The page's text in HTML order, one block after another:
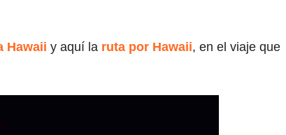
Hawaii y aquí la ruta por Hawaii, en el viaje que